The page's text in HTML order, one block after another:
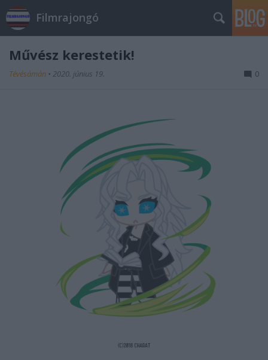
Filmrajongó
Művész kerestetik!
Tévésámán • 2020. június 19. 0